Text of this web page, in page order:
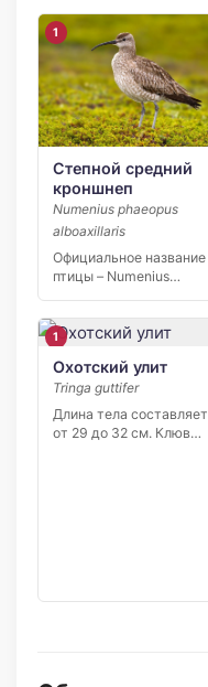
и […]
1
Степной средний
кроншнеп
Numenius phaeopus
alboaxillaris
Официальное название
птицы – Numenius
кроншнеп […]
1
Охотский улит
Tringa guttifer
Длина тела составляет
от 29 до 32 см. Клюв